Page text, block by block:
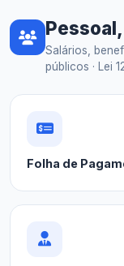
Salários,
públicos · Lei
Folha de